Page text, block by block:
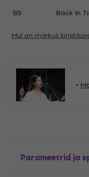
B5 Back In
Mul on märkus
Parameetrid ja